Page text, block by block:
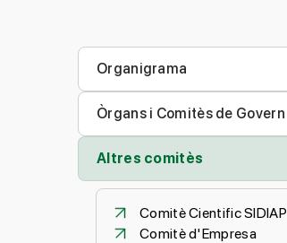
Organigrama
Òrgans i Comitès de Govern
Altres comitès
Comitè Cientific SIDIAP
Comitè d'Empresa